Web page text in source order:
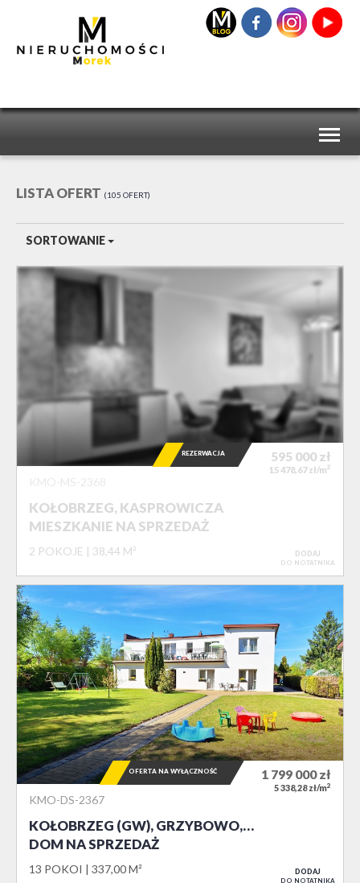
LISTA OFERT 105 OFERT
SORTOWANIE
KOŁOBRZEG, KASPROWICZA
MIESZKANIE NA SPRZEDAŻ
2 POKOJE 38,44 M²
595 000 zł
15 478,67 zł/m2
REZERWACJA
DODAJ
DO NOTATNIKA
KMO-DS-2367
KOŁOBRZEG (GW), GRZYBOWO,…
DOM NA SPRZEDAŻ
13 POKOI 337,00 M²
1 799 000zł
5 338,28 zł/m2
OFERTA NA WYŁĄCZNOŚĆ
DODAJ
DO NOTATNIKA